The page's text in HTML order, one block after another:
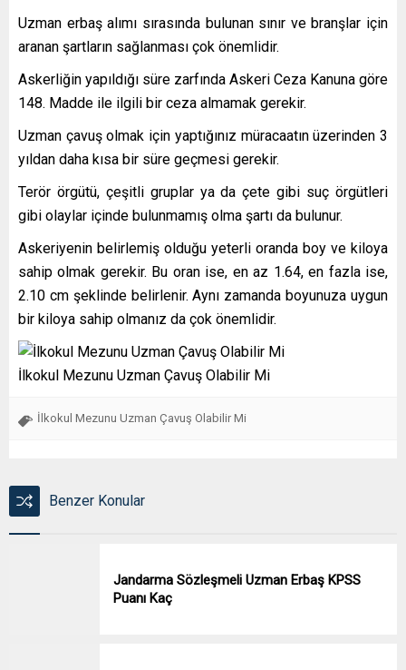
Uzman erbaş alımı sırasında bulunan sınır ve branşlar için
aranan şartların sağlanması çok önemlidir.
Askerliğin yapıldığı süre zarfında Askeri Ceza Kanuna göre
148. Madde ile ilgili bir ceza almamak gerekir.
Uzman çavuş olmak için yaptığınız müracaatın üzerinden 3
yıldan daha kısa bir süre geçmesi gerekir.
Terör örgütü, çeşitli gruplar ya da çete gibi suç örgütleri
gibi olaylar içinde bulunmamış olma şartı da bulunur.
Askeriyenin belirlemiş olduğu yeterli oranda boy ve kiloya
sahip olmak gerekir. Bu oran ise, en az 1.64, en fazla ise,
2.10 cm şeklinde belirlenir. Aynı zamanda boyunuza uygun
bir kiloya sahip olmanız da çok önemlidir.
İlkokul Mezunu Uzman Çavuş Olabilir Mi
İlkokul Mezunu Uzman Çavuş Olabilir Mi
Benzer Konular
Jandarma Sözleşmeli Uzman Erbaş KPSS
Puanı Kaç